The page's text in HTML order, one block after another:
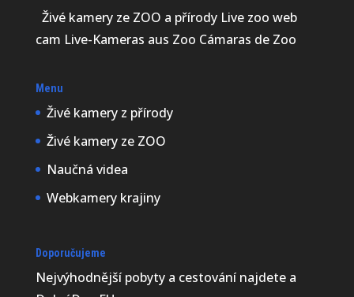
Živé kamery ze ZOO a přírody Live zoo web
cam Live-Kameras aus Zoo Cámaras de Zoo
Menu
Živé kamery z přírody
Živé kamery ze ZOO
Naučná videa
Webkamery krajiny
Doporučujeme
Nejvýhodnější pobyty a cestování najdete a